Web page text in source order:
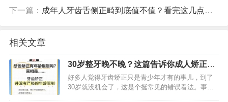
下一篇： 成年人牙齿舌侧正畸到底值不值？看完这几点就懂了
相关文章
30岁整牙晚不晚？这篇告诉你成人矫正的
真相与时间
好多人觉得牙齿矫正只是青少年才有的事儿，到了
30岁就没机会了，这是个挺常见的错误看法。事实